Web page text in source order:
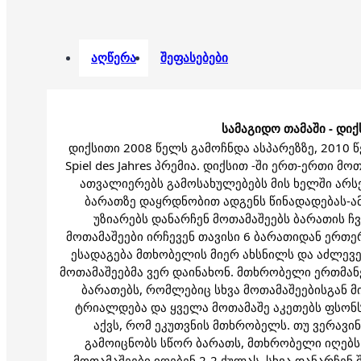
აღწერა შეფასებები
სამაგიდო თამაში -
დიქსითი 2008 წელს გამოჩნდა ასპარეზზე, 2010
Spiel des Jahres პრემია. დიქსით -ში ერთ-ერთი
ათვალიერებს გამოსახულებებს მის ხელში
ბარათზე დაყრდნობით ადგენს წინადადებას-
უზიარებს დანარჩენ მოთამაშეებს ბარათის
მოთამაშეები ირჩევენ თავისი 6 ბარათიდან
ესადაგება მთხობელის მიერ ახსნილს და
მოთამაშეებმა ვერ დაინახონ. მთხრობელი
ბარათებს, რომლებიც სხვა მოთამაშეებისგან
ტრიალდება და ყველა მოთამაშე აკეთებს
აქვს, რომ ეკუთვნის მთხრობელს. თუ
გამოიცნობს სწორ ბარათს, მთხრობელი